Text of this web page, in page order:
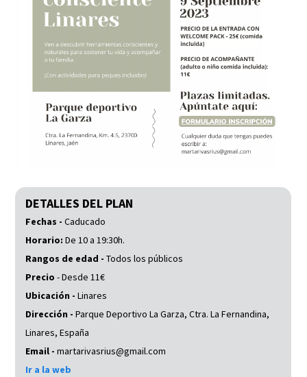
DETALLES DEL PLAN
Fechas -Caducado
Horario:De 10 a 19:30h.
Rangos de edad -Todos los públicos
Precio - Desde 11€
Ubicación -Linares
Dirección -Parque Deportivo La Garza, Ctra. La Fernandina,
Linares, España
Email -martarivasrius@gmail.com
Ir a la web